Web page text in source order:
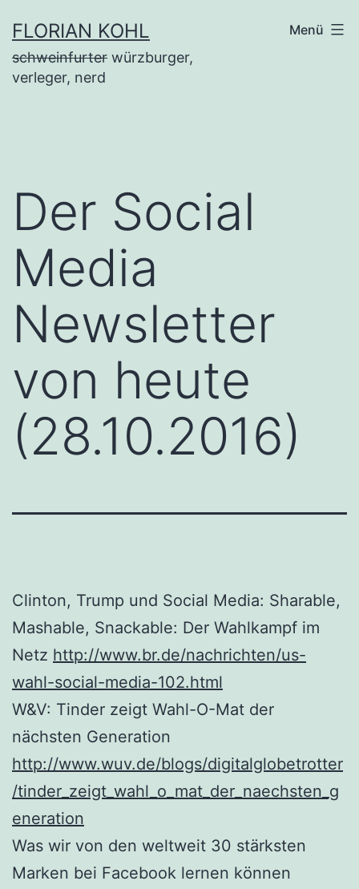
Inhalt
springen
FLORIAN KOHL
schweinfurter würzburger,
verleger, nerd
Menü
Der Social
Media
Newsletter
von heute
(28.10.2016)
Clinton, Trump und Social Media: Sharable,
Mashable, Snackable: Der Wahlkampf im
Netz http://www.br.de/nachrichten/us-
wahl-social-media-102.html
W&V: Tinder zeigt Wahl-O-Mat der
nächsten Generation
http://www.wuv.de/blogs/digitalglobetrotter
/tinder_zeigt_wahl_o_mat_der_naechsten_g
eneration
Was wir von den weltweit 30 stärksten
Marken bei Facebook lernen können